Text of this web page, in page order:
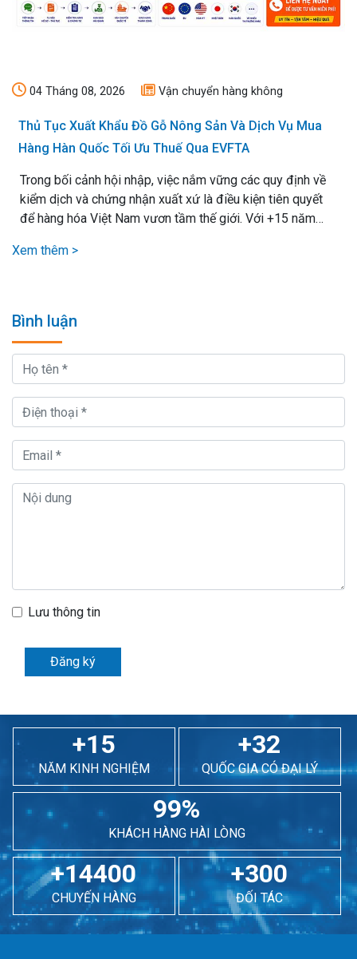
04 Tháng 08, 2026 Vận chuyển hàng không
Thủ Tục Xuất Khẩu Đồ Gỗ Nông Sản Và Dịch Vụ Mua
Hàng Hàn Quốc Tối Ưu Thuế Qua EVFTA
Trong bối cảnh hội nhập, việc nắm vững các quy định về
kiểm dịch và chứng nhận xuất xứ là điều kiện tiên quyết
để hàng hóa Việt Nam vươn tầm thế giới. Với +15 năm
tôi cam kết mang lại giải pháp vận chuyển hiệu quả nhất,.
Xem thêm >
Bình luận
Lưu thông tin
Đăng ký
+15
NĂM KINH NGHIỆM
+32
QUỐC GIA CÓ ĐẠI LÝ
99%
KHÁCH HÀNG HÀI LÒNG
+14400
CHUYẾN HÀNG
+300
ĐỐI TÁC